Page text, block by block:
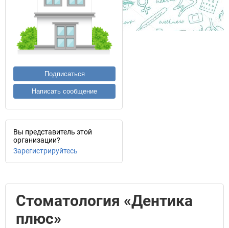
Подписаться
Написать сообщение
Вы представитель этой
организации?
Зарегистрируйтесь
Стоматология «Дентика
плюс»